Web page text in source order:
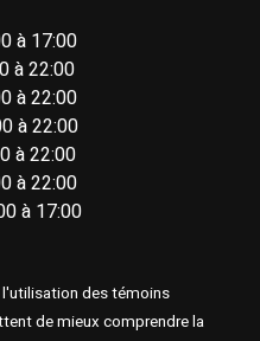
à 17:00
à 22:00
à 22:00
à 22:00
à 22:00
à 22:00
à 17:00
des témoins
de mieux comprendre la